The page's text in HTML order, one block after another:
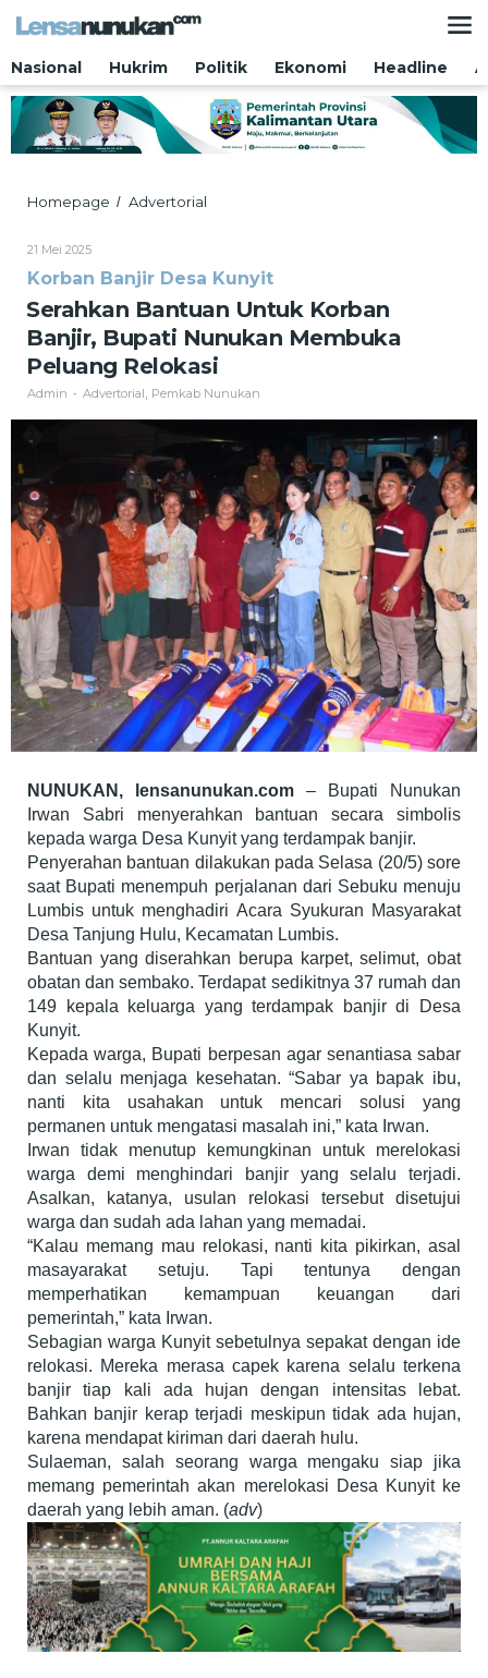
Nasional
Hukrim Politik Ekonomi Headline
Homepage / Advertorial
Banjir,
Nunukan
Membuka
Peluang
Relokasi
21 Mei 2025Oleh
Korban Banjir Desa Kunyit
Serahkan Bantuan Untuk Korban
Banjir, Bupati Nunukan Membuka
Peluang Relokasi
Admin - Advertorial Pemkab Nunukan
NUNUKAN, lensanunukan.com – Bupati Nunukan
Irwan Sabri menyerahkan bantuan secara simbolis
kepada warga Desa Kunyit yang terdampak banjir.
Penyerahan bantuan dilakukan pada Selasa (20/5) sore
saat Bupati menempuh perjalanan dari Sebuku menuju
Lumbis untuk menghadiri Acara Syukuran Masyarakat
Desa Tanjung Hulu, Kecamatan Lumbis.
Bantuan yang diserahkan berupa karpet, selimut, obat
obatan dan sembako. Terdapat sedikitnya 37 rumah dan
149 kepala keluarga yang terdampak banjir di Desa
Kunyit.
Kepada warga, Bupati berpesan agar senantiasa sabar
dan selalu menjaga kesehatan. “Sabar ya bapak ibu,
nanti kita usahakan untuk mencari solusi yang
permanen untuk mengatasi masalah ini,” kata Irwan.
Irwan tidak menutup kemungkinan untuk merelokasi
warga demi menghindari banjir yang selalu terjadi.
Asalkan, katanya, usulan relokasi tersebut disetujui
warga dan sudah ada lahan yang memadai.
“Kalau memang mau relokasi, nanti kita pikirkan, asal
masayarakat setuju. Tapi tentunya dengan
memperhatikan kemampuan keuangan dari
pemerintah,” kata Irwan.
Sebagian warga Kunyit sebetulnya sepakat dengan ide
relokasi. Mereka merasa capek karena selalu terkena
banjir tiap kali ada hujan dengan intensitas lebat.
Bahkan banjir kerap terjadi meskipun tidak ada hujan,
karena mendapat kiriman dari daerah hulu.
Sulaeman, salah seorang warga mengaku siap jika
memang pemerintah akan merelokasi Desa Kunyit ke
daerah yang lebih aman. (adv)